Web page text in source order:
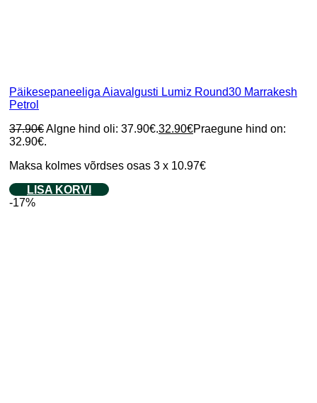
Päikesepaneeliga Aiavalgusti Lumiz Round30 Marrakesh
Petrol
37.90€Algne hind oli: 37.90€.32.90€Praegune hind on:
32.90€.
Maksa kolmes võrdses osas 3 x 10.97€
LISA KORVI
-17%